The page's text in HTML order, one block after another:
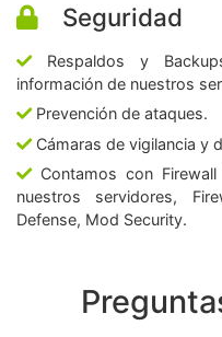
Seguridad
Respaldos y
información de nuestros
Prevención de ataques.
Cámaras de vigilancia y
Contamos con Firewall
nuestros servidores,
Defense, Mod Security.